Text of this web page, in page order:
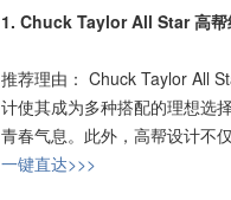
1. Chuck Taylor All Star 高帮
推荐理由： Chuck Taylor All
计使其成为多种搭配的理想选
青春气息。此外，高帮设计不
一键直达>>>